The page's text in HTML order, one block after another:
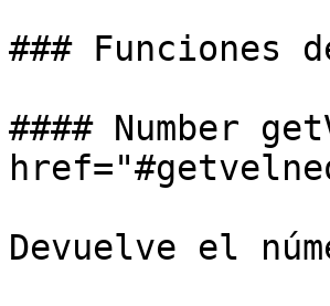
### Funciones
#### Number
Devuelve el